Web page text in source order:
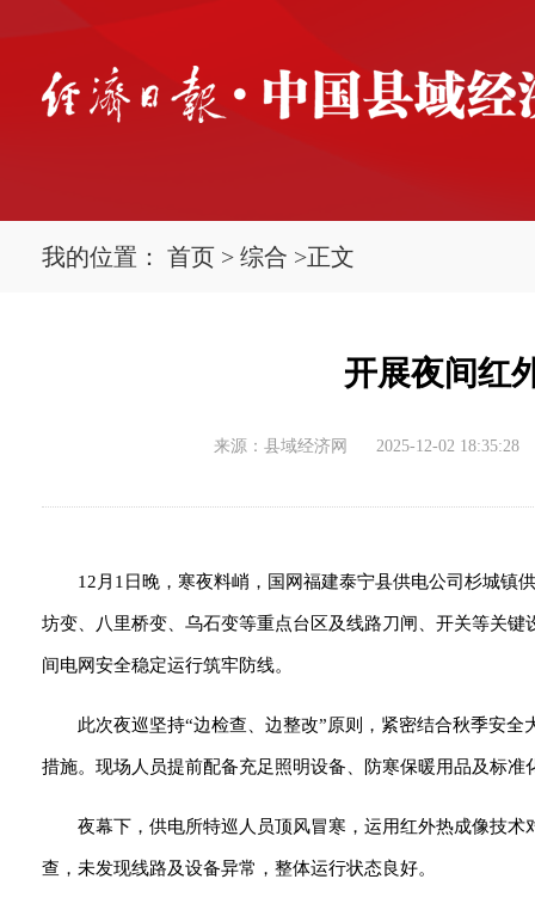
我的位置： 首页 > 综合 >正文
开展夜间红
来源：县域经济网 2025-12-02 18:35:28
12月1日晚，寒夜料峭，国网福建泰宁县供电公司杉城镇
坊变、八里桥变、乌石变等重点台区及线路刀闸、开关等关
间电网安全稳定运行筑牢防线。
此次夜巡坚持“边检查、边整改”原则，紧密结合秋季安
措施。现场人员提前配备充足照明设备、防寒保暖用品及标
夜幕下，供电所特巡人员顶风冒寒，运用红外热成像技
查，未发现线路及设备异常，整体运行状态良好。